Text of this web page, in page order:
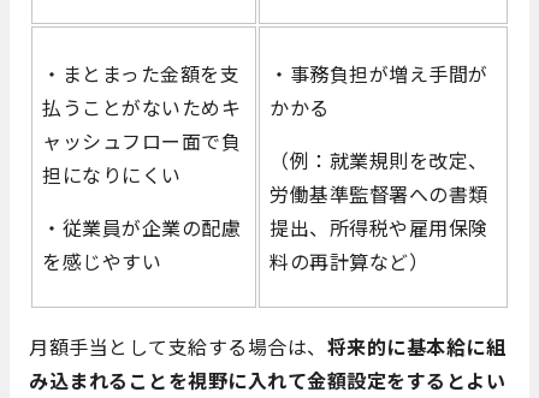
・まとまった金額を支
払うことがないためキ
ャッシュフロー面で負
担になりにくい
・従業員が企業の配慮
を感じやすい
・事務負担が増え手間が
かかる
（例：就業規則を改定、
労働基準監督署への書類
提出、所得税や雇用保険
料の再計算など）
月額手当として支給する場合は、 将来的に基本給に組
み込まれることを視野に入れて金額設定をするとよい